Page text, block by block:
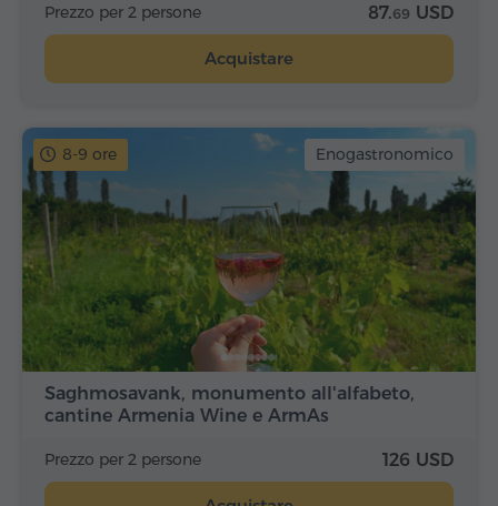
Prezzo per 2 persone 87.69 USD
Acquistare
8-9 ore Enogastronomico
Saghmosavank, monumento all'alfabeto,
cantine Armenia Wine e ArmAs
Prezzo per 2 persone 126 USD